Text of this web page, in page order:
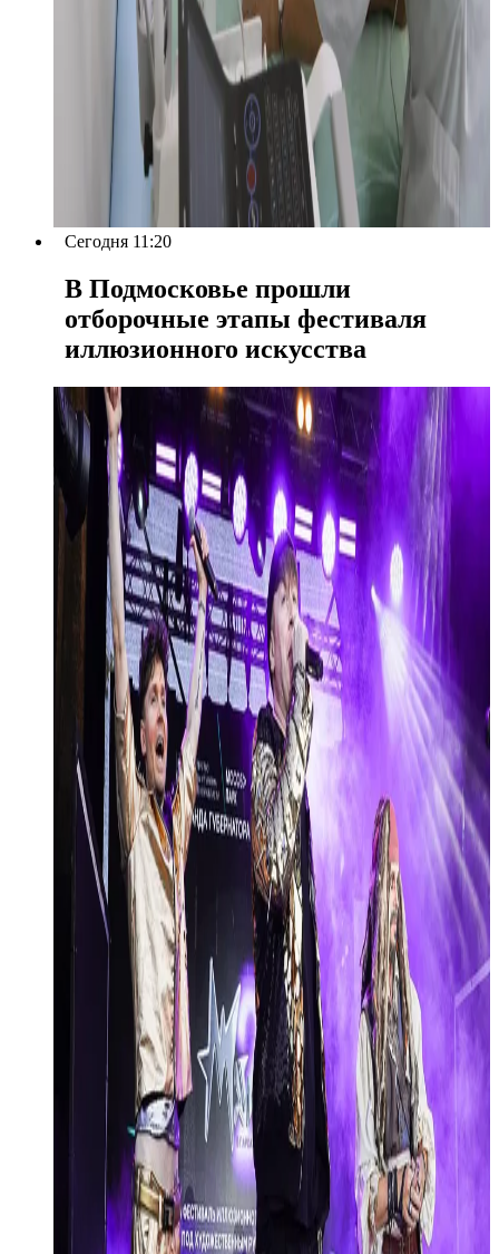
Сегодня 11:20
В Подмосковье прошли
отборочные этапы фестиваля
иллюзионного искусства